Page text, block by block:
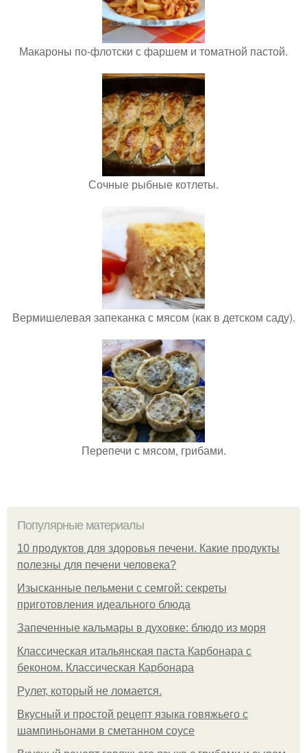
Макароны по-флотски с фаршем и томатной пастой.
Сочные рыбные котлеты.
Вермишелевая запеканка с мясом (как в детском саду).
Перепечи с мясом, грибами.
Популярные материалы
10 продуктов для здоровья печени. Какие продукты
полезны для печени человека?
Изысканные пельмени с семгой: секреты
приготовления идеального блюда
Запеченные кальмары в духовке: блюдо из моря
Классическая итальянская паста Карбонара с
беконом. Классическая Карбонара
Рулет, который не ломается.
Вкусный и простой рецепт языка говяжьего с
шампиньонами в сметанном соусе